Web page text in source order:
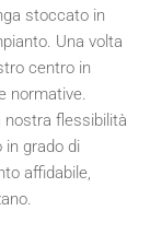
stoccato in
Una volta
centro in
normative.
nostra flessibilità
in grado di
affidabile,